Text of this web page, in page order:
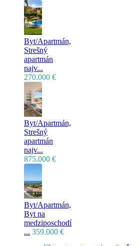
Byt/Apartmán,
Strešný
apartmán
najv...
270.000 €
Byt/Apartmán,
Strešný
apartmán
najv...
875.000 €
Byt/Apartmán,
Byt na
medziposchodí
... 359.000 €